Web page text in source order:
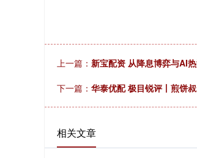
上一篇： 新宝配资 从降息博弈与AI
下一篇： 华泰优配 极目锐评丨煎饼
相关文章